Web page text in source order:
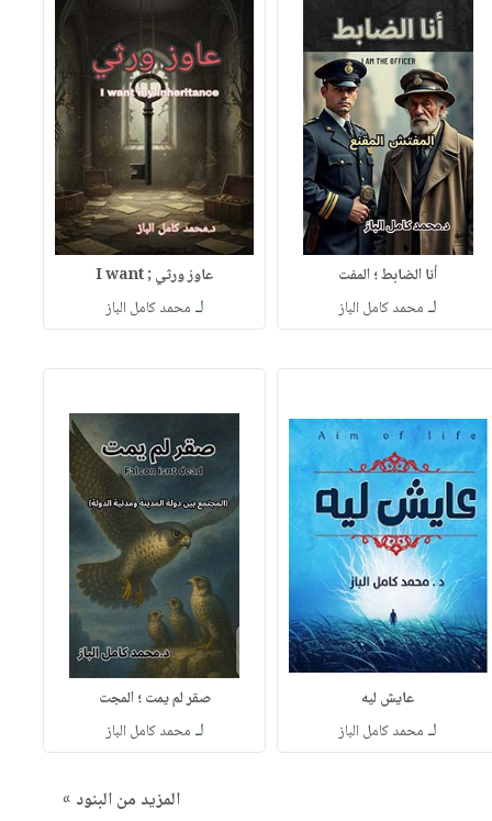
أنا الضابط ؛ المفت
لـ محمد كامل الباز
عاوز ورثي ; I want
لـ محمد كامل الباز
عايش ليه
لـ محمد كامل الباز
صقر لم يمت ؛ المجت
لـ محمد كامل الباز
المزيد من البنود »